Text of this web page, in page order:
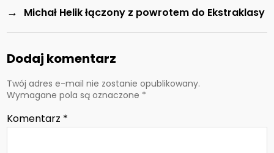
→ Michał Helik łączony z powrotem do Ekstraklasy
Dodaj komentarz
Twój adres e-mail nie zostanie opublikowany.
Wymagane pola są oznaczone *
Komentarz *